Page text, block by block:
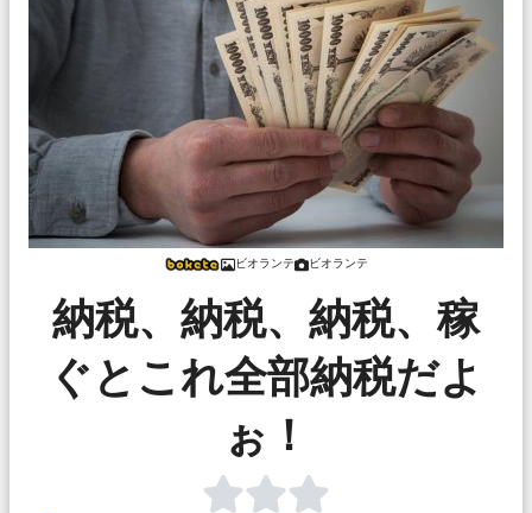
ビオランテ ビオランテ
納税、納税、納税、稼
ぐとこれ全部納税だよ
ぉ！